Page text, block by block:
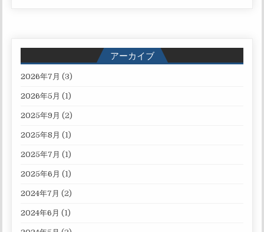
アーカイブ
2026年7月 (3)
2026年5月 (1)
2025年9月 (2)
2025年8月 (1)
2025年7月 (1)
2025年6月 (1)
2024年7月 (2)
2024年6月 (1)